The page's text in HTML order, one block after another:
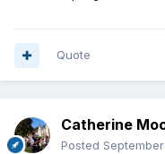
Quote
Catherine
Posted September